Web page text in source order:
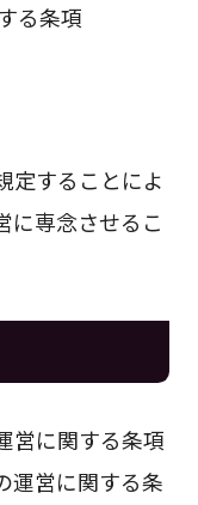
る条項
定することによ
に専念させるこ
営に関する条項
運営に関する条